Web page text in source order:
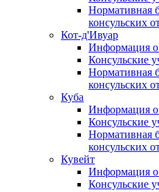
Нормативная
консульских
Кот-д'Ивуар
Информация о
Консульские
Нормативная
консульских
Куба
Информация о
Консульские
Нормативная
консульских
Кувейт
Информация о
Консульские